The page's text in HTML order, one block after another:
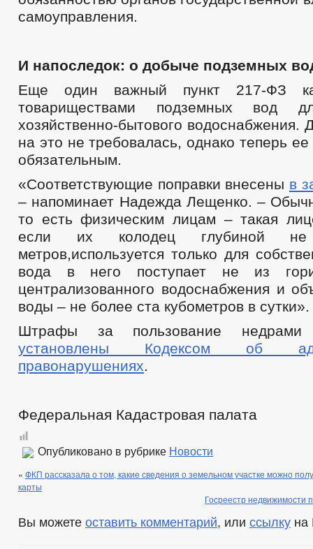
самоуправления.
И напоследок: о добыче подземных
Еще один важный пункт 217-ФЗ
товариществами подземных вод
хозяйственно-бытового водоснабжения.
на это не требовалась, однако теперь
обязательным.
«Соответствующие поправки внесены в
– напоминает Надежда Лещенко. –
то есть физическим лицам – такая
если их колодец глубиной
метров,используется только для
вода в него поступает не из
централизованного водоснабжения и
воды – не более ста кубометров в сутки».
Штрафы за пользование недрами
установлены Кодексом об
правонарушениях.
Федеральная Кадастровая палата
Опубликовано в рубрике Новости
« ФКП рассказала о том, какие сведения о земельном участке можно
карты
Госреестр недвижимости
Вы можете оставить комментарий, или ссылку на